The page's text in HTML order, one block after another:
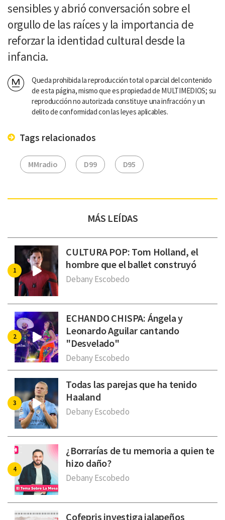
sensibles y abrió conversación sobre el
orgullo de las raíces y la importancia de
reforzar la identidad cultural desde la
infancia.
Queda prohibida la reproducción total o parcial del contenido
de esta página, mismo que es propiedad de MULTIMEDIOS; su
reproducción no autorizada constituye una infracción y un
delito de conformidad con las leyes aplicables.
Tags relacionados
MMradio D99 D95
MÁS LEÍDAS
CULTURA POP: Tom Holland, el
hombre que el ballet construyó
Debany Escobedo
ECHANDO CHISPA: Ángela y
Leonardo Aguilar cantando
"Desvelado"
Debany Escobedo
Todas las parejas que ha tenido
Haaland
Debany Escobedo
¿Borrarías de tu memoria a quien te
hizo daño?
Debany Escobedo
Cofepris investiga jalapeños